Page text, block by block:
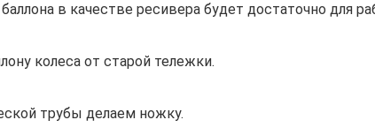
в качестве ресивера будет достаточно для
колеса от старой тележки.
трубы делаем ножку.